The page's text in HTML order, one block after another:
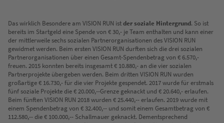
Das wirklich Besondere am VISION RUN istder soziale Hintergrund. So ist
bereits im Startgeld eine Spende von € 30,- je Team enthalten und kann einer
der mittlerweile sechs sozialen Partnerorganisationen des VISION RUN
gewidmet werden. Beim ersten VISION RUN durften sich die drei sozialen
Partnerorganisationen über einen Gesamt-Spendenbetrag von € 6.570,-
freuen. 2015 konnten bereits insgesamt € 10.880,- an die vier sozialen
Partnerprojekte übergeben werden. Beim dritten VISION RUN wurden
großartige € 16.730,- für die vier Projekte gespendet. 2017 wurde für erstmals
fünf soziale Projekte die € 20.000,--Grenze geknackt und € 20.640,- erlaufen.
Beim fünften VISION RUN 2018 wurden € 25.440,-- erlaufen. 2019 wurde mit
einem Spendenbetrag von € 32.400,-- und somit einem Gesamtbetrag von €
112.580,-- die € 100.000,-- Schallmauer geknackt. Dementsprechend